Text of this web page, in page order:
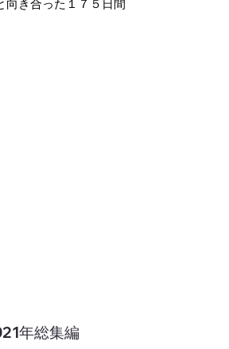
向き合った１７５日間
年総集編